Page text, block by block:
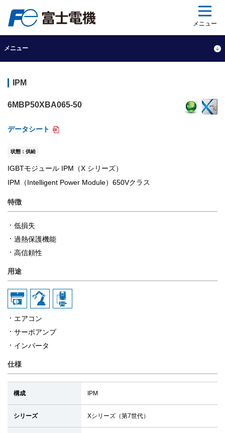
メニュー
メニュー
IPM
6MBP50XBA065-50
データシート
状態：供給
IGBTモジュール IPM（X シリーズ）
IPM（Intelligent Power Module）650Vクラス
特徴
低損失
過熱保護機能
高信頼性
用途
エアコン
サーボアンプ
インバータ
仕様
構成 IPM
シリーズ Xシリーズ（第7世代）